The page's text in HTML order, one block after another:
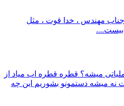
مهندس ، خدا قوت ، مثل
بیست....
میشه؟ قطره قطره اب میاد از
میشه دستمونو بشوریم این چه